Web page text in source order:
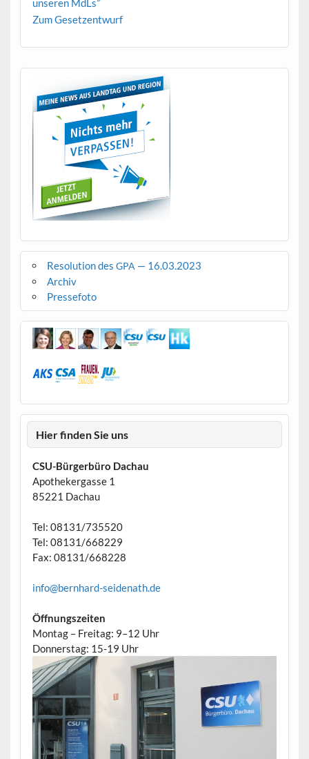
unseren MdLs”
Zum Geset­zen­twurf
Resolution des GPA — 16.03.2023
Archiv
Pressefoto
Hier finden Sie uns
CSU-Bürgerbüro Dachau
Apothekergasse 1
85221 Dachau
Tel: 08131/735520
Tel: 08131/668229
Fax: 08131/668228
info@bernhard-seidenath.de
Öffnungszeiten
Montag – Freitag: 9–12 Uhr
Donnerstag: 15-19 Uhr